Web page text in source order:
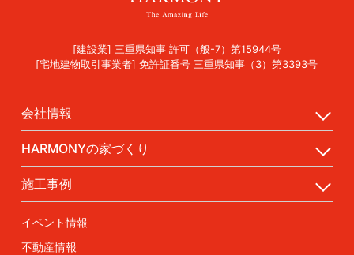
[建設業] 三重県知事 許可（般-7）第15944号
[宅地建物取引事業者] 免許証番号 三重県知事（3）第3393号
会社情報
HARMONYの家づくり
施工事例
イベント情報
不動産情報